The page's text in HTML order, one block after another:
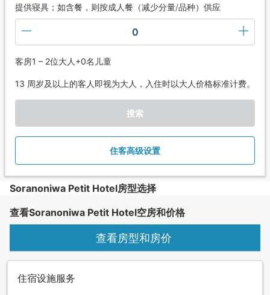
提供寝具；如含餐，则按成人餐（减少分量/品种）供应
0
客房1 – 2位大人+0名儿童
13 周岁及以上的客人即视为大人，入住时以大人价格标准计费。
搜索
住客高级设置
Soranoniwa Petit Hotel房型选择
查看Soranoniwa Petit Hotel空房和价格
查看房型和房价
住宿设施服务